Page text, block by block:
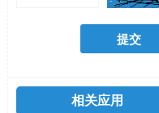
相关应用